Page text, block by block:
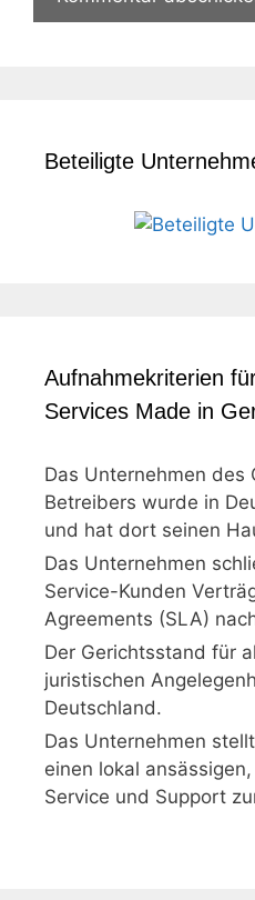
Beteiligte
Aufnahmekriterien
Services Made in
Das Unternehmen des
Betreibers wurde in
und hat dort seinen
Das Unternehmen
Service-Kunden
Agreements (SLA)
Der Gerichtsstand für
juristischen
Deutschland.
Das Unternehmen
einen lokal
Service und Support